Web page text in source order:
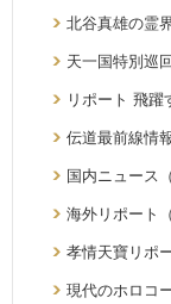
北谷真雄の霊
天一国特別巡
リポート 飛躍
伝道最前線情
国内ニュース
海外リポート（
孝情天寶リポ
現代のホロコ